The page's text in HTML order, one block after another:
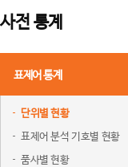
사전 통계
표제어 통계
단위별 현황
표제어 분석 기호별 현황
품사별 현황